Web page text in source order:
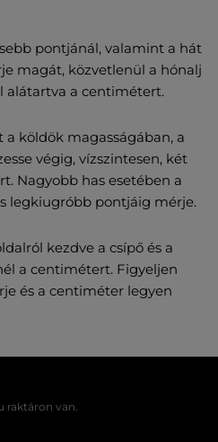
pontjánál, valamint a hát
magát, közvetlenül a hónalj
alátartva a centimétert.
a köldök magasságában, a
végig, vízszintesen, két
Nagyobb has esetében a
legkiugróbb pontjáig mérje.
kezdve a csípő és a
a centimétert. Figyeljen
és a centiméter legyen
raktáron van.